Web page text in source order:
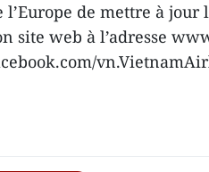
l’Europe de mettre à
site web à l’adresse